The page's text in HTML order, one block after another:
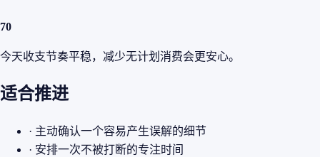
70
今天收支节奏平稳，减少无计划消费会更安心。
适合推进
· 主动确认一个容易产生误解的细节
· 安排一次不被打断的专注时间